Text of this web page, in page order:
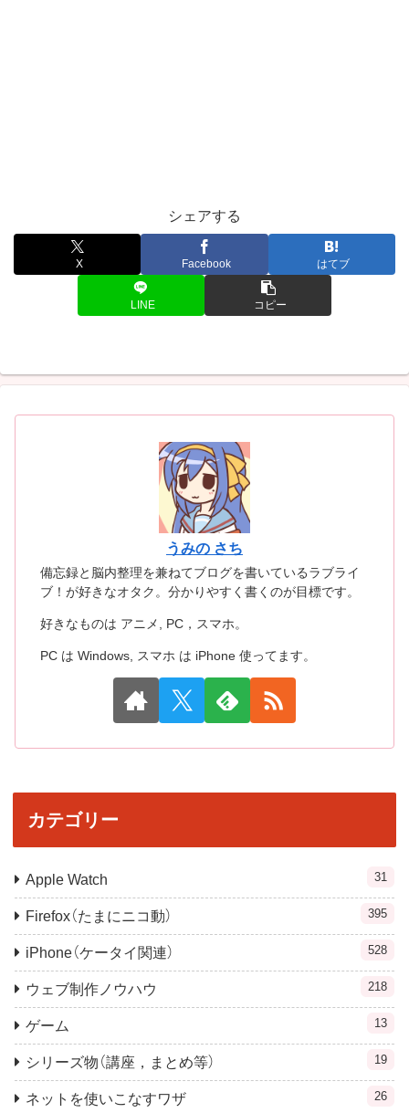
シェアする
X Facebook はてブ
LINE コピー
うみの さち
備忘録と脳内整理を兼ねてブログを書いているラブライ
ブ！が好きなオタク。分かりやすく書くのが目標です。
好きなものは アニメ, PC，スマホ。
PC は Windows, スマホ は iPhone 使ってます。
カテゴリー
Apple Watch 31
Firefox（たまにニコ動） 395
iPhone（ケータイ関連） 528
ウェブ制作ノウハウ 218
ゲーム 13
シリーズ物（講座，まとめ等） 19
ネットを使いこなすワザ 26